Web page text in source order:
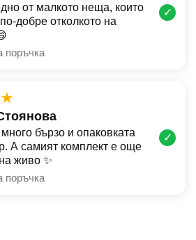
от малкото неща, които
добре отколкото на
поръчка
✓
бързо и опаковката
А самият комплект е още
живо ✨
поръчка
✓